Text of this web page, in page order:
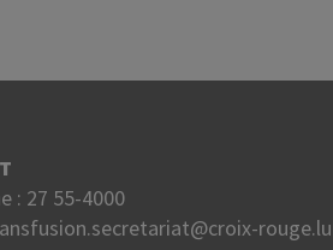
: 27 55-4000
rouge.lu